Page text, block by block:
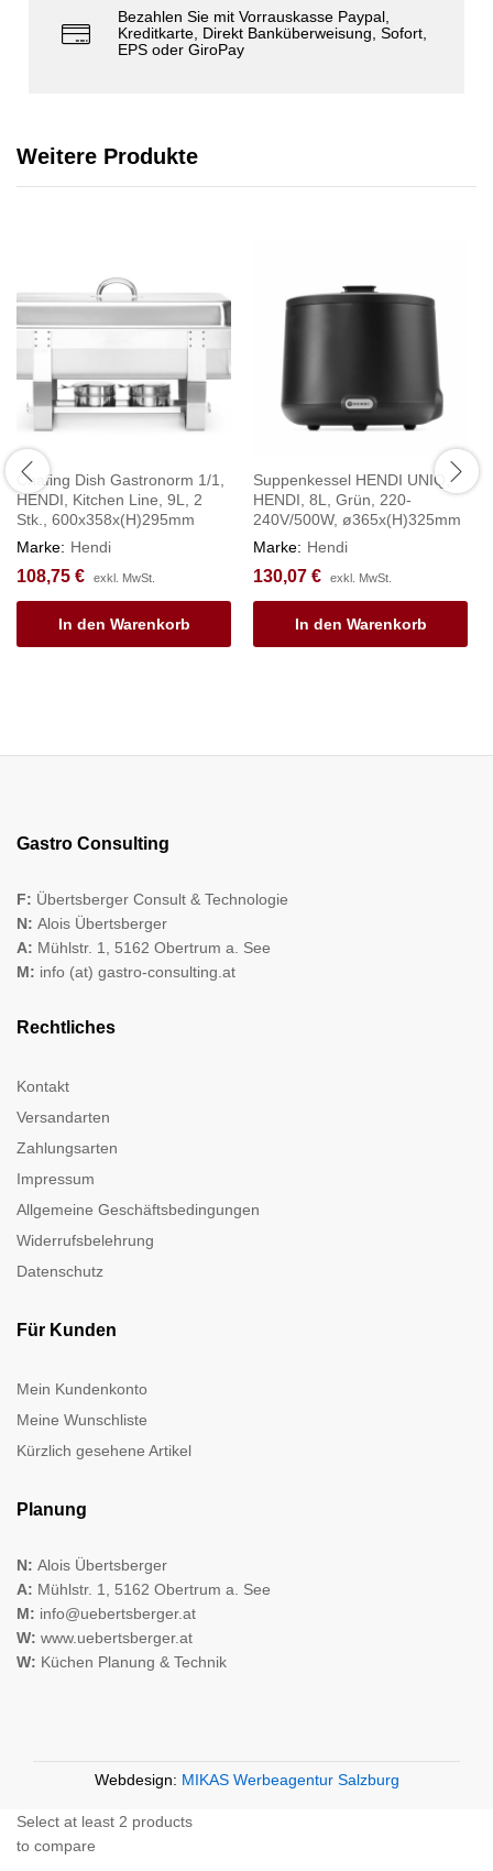
Bezahlen Sie mit Vorrauskasse Paypal,
Kreditkarte, Direkt Banküberweisung, Sofort,
EPS oder GiroPay
Weitere Produkte
Chafing Dish Gastronorm 1/1,
HENDI, Kitchen Line, 9L, 2
Stk., 600x358x(H)295mm
Marke: Hendi
108,75 € exkl. MwSt.
In den Warenkorb
Suppenkessel HENDI UNIQ,
HENDI, 8L, Grün, 220-
240V/500W, ø365x(H)325mm
Marke: Hendi
130,07 € exkl. MwSt.
In den Warenkorb
Gastro Consulting
F: Übertsberger Consult & Technologie
N: Alois Übertsberger
A: Mühlstr. 1, 5162 Obertrum a. See
M: info (at) gastro-consulting.at
Rechtliches
Kontakt
Versandarten
Zahlungsarten
Impressum
Allgemeine Geschäftsbedingungen
Widerrufsbelehrung
Datenschutz
Für Kunden
Mein Kundenkonto
Meine Wunschliste
Kürzlich gesehene Artikel
Planung
N: Alois Übertsberger
A: Mühlstr. 1, 5162 Obertrum a. See
M: info@uebertsberger.at
W: www.uebertsberger.at
W: Küchen Planung & Technik
Webdesign: MIKAS Werbeagentur Salzburg
Select at least 2 products
to compare